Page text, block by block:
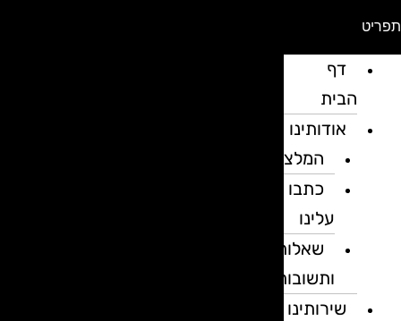
דף
הבית
אודותינו
המלצות
כתבו
עלינו
שאלות
ותשובות
שירותינו